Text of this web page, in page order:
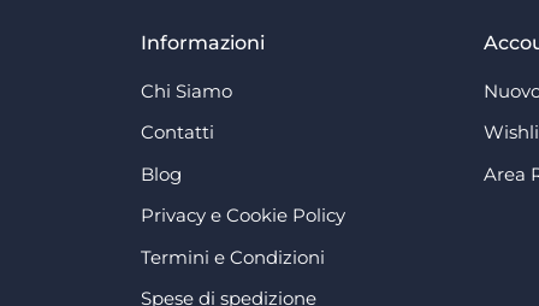
Informazioni
Chi Siamo
Contatti
Blog
Privacy e Cookie Policy
Termini e Condizioni
Spese di spedizione
Area